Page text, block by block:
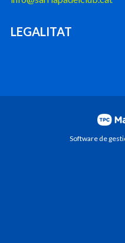
LEGALITAT
Software de